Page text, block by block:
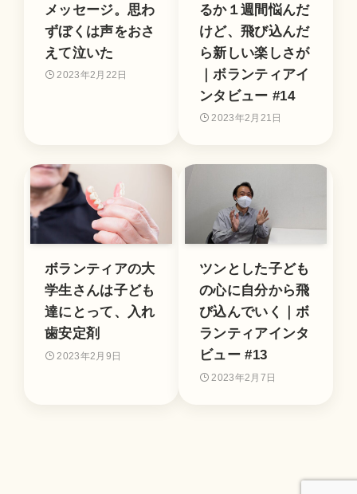
メッセージ。思わ
ずぼくは声をおさ
えて泣いた
2023年2月22日
るか１週間悩んだ
けど、飛び込んだ
ら新しい楽しさが
｜ボランティアイ
ンタビュー #14
2023年2月21日
ボランティアの大
学生さんは子ども
達にとって、入れ
歯安定剤
2023年2月9日
ツンとした子ども
の心に自分から飛
び込んでいく｜ボ
ランティアインタ
ビュー #13
2023年2月7日